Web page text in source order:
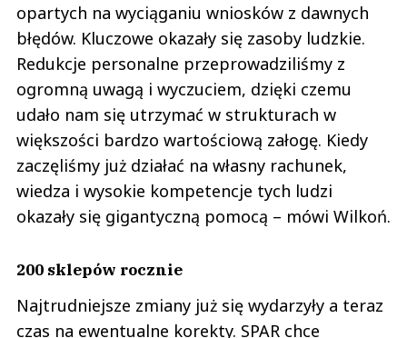
opartych na wyciąganiu wniosków z dawnych
błędów. Kluczowe okazały się zasoby ludzkie.
Redukcje personalne przeprowadziliśmy z
ogromną uwagą i wyczuciem, dzięki czemu
udało nam się utrzymać w strukturach w
większości bardzo wartościową załogę. Kiedy
zaczęliśmy już działać na własny rachunek,
wiedza i wysokie kompetencje tych ludzi
okazały się gigantyczną pomocą – mówi Wilkoń.
200 sklepów rocznie
Najtrudniejsze zmiany już się wydarzyły a teraz
czas na ewentualne korekty. SPAR chce